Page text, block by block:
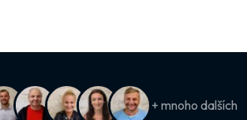
+ mnoho dalších